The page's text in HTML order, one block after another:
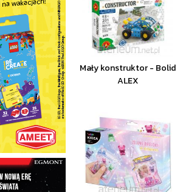
Mały konstruktor - Bolid
ALEX